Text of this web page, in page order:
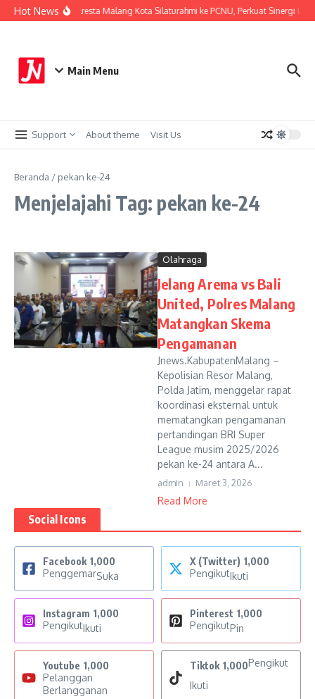
Lewati ke konten
Hot NewsKapolresta Malang Kota Silaturahmi ke PCNU, Perkuat Sinergi
Main Menu
Support About theme Visit Us
Beranda / pekan ke-24
Menjelajahi Tag: pekan ke-24
Olahraga
Jelang Arema vs Bali
United, Polres Malang
Matangkan Skema
Pengamanan
Jnews.KabupatenMalang –
Kepolisian Resor Malang,
Polda Jatim, menggelar rapat
koordinasi eksternal untuk
mematangkan pengamanan
pertandingan BRI Super
League musim 2025/2026
pekan ke-24 antara A...
admin Maret 3, 2026
Read More
Social Icons
Facebook 1,000
PenggemarSuka
X (Twitter) 1,000
PengikutIkuti
Instagram 1,000
PengikutIkuti
Pinterest 1,000
PengikutPin
Youtube 1,000
Pelanggan
Berlangganan
Tiktok 1,000Pengikut
Ikuti